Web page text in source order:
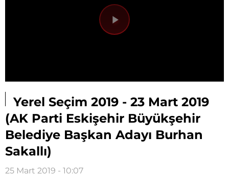
Videoyu
Yerel Seçim 2019 - 23 Mart 2019
(AK Parti Eskişehir Büyükşehir
Belediye Başkan Adayı Burhan
Sakallı)
25 Mart 2019 - 10:07